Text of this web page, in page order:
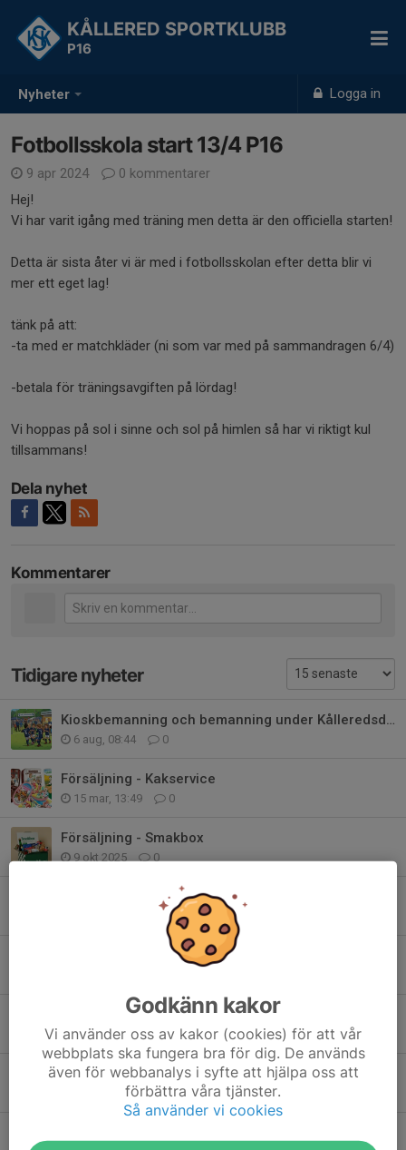
Nyheter Logga in
KÅLLERED SPORTKLUBB
P16
Fotbollsskola start 13/4 P16
9 apr 2024
0 kommentarer
Hej!
Vi har varit igång med träning men detta är den officiella starten!
Detta är sista åter vi är med i fotbollsskolan efter detta blir vi
mer ett eget lag!
tänk på att:
-ta med er matchkläder (ni som var med på sammandragen 6/4)
-betala för träningsavgiften på lördag!
Vi hoppas på sol i sinne och sol på himlen så har vi riktigt kul
tillsammans!
Dela nyhet
Kommentarer
Tidigare nyheter
Kioskbemanning och bemanning under Kålleredsdagen
6 aug, 08:44 0
Försäljning - Kakservice
15 mar, 13:49 0
Försäljning - Smakbox
9 okt 2025 0
Tack för 2024!
15 dec 2024 5
Träning under hösten P16
12 okt 2024 1
Godkänn kakor
Vi använder oss av kakor (cookies) för att vår
webbplats ska fungera bra för dig. De används
även för webbanalys i syfte att hjälpa oss att
förbättra våra tjänster.
Så använder vi cookies